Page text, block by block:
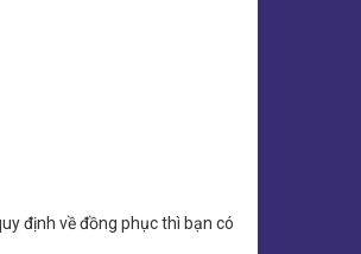
định về đồng phục thì bạn có